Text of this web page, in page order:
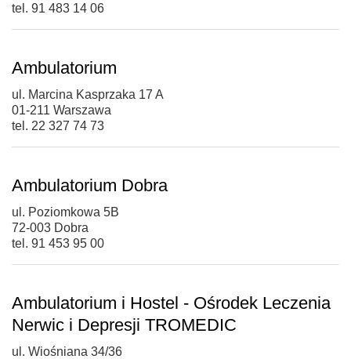
tel. 91 483 14 06
Ambulatorium
ul. Marcina Kasprzaka 17 A
01-211 Warszawa
tel. 22 327 74 73
Ambulatorium Dobra
ul. Poziomkowa 5B
72-003 Dobra
tel. 91 453 95 00
Ambulatorium i Hostel - Ośrodek Leczenia
Nerwic i Depresji TROMEDIC
ul. Wiośniana 34/36